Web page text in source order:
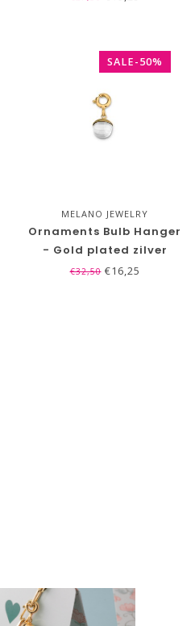
SALE-50%
MELANO JEWELRY
Ornaments Bulb Hanger
- Gold plated zilver
€32,50€16,25